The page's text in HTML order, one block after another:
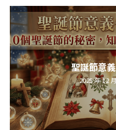
聖誕節意
2025 年 12